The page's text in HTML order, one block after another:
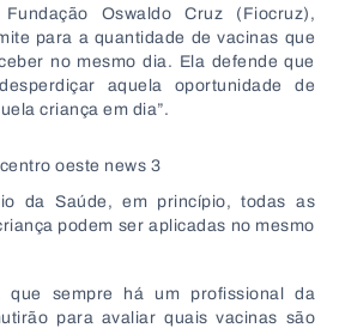
Oswaldo Cruz (Fiocruz),
para a quantidade de vacinas que
no mesmo dia. Ela defende que
aquela oportunidade de
criança em dia”.
da Saúde, em princípio, todas as
podem ser aplicadas no mesmo
que sempre há um profissional da
para avaliar quais vacinas são